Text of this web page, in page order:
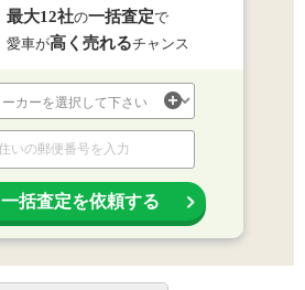
最大12社の一括査定で
愛車が高く売れるチャンス
一括査定を依頼する